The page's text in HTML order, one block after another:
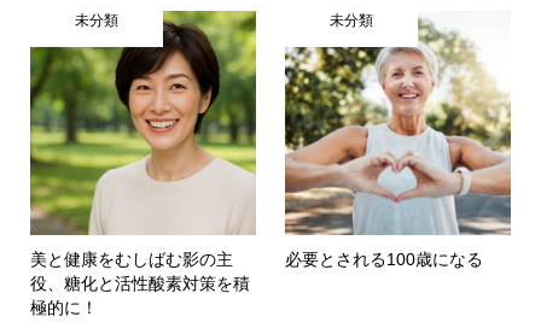
未分類
美と健康をむしばむ影の主
役、糖化と活性酸素対策を積
極的に！
未分類
必要とされる100歳になる